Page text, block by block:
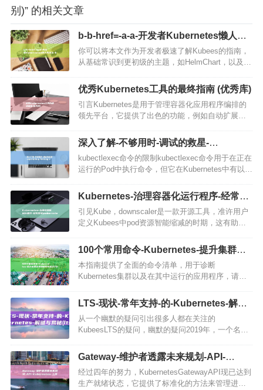
别)” 的相关文章
b-b-href=-a-a-开发者Kubernetes懒人指
南 (b-b-href=-a-a-开发者Kubernetes懒人
指南)
你可以将本文作为开发者极速了解Kubees的指南，
从基础常识到更初级的主题，如HelmChart，以及一
KubernetesforLazyDevelopers，作者ma…
优秀Kubernetes工具的最终指南 (优秀库)
引言Kubernetes是用于管理容器化应用程序编排的
领先平台，它提供了出色的功能，例如自动扩展、
师的首选解决方案，Kubernetes的管理可能是一项
艰巨…
深入了解-不够用时-调试的救星-
superdebug-当debug-Kubernetes (深
入了解不够)
kubectlexec命令的限制kubectlexec命令用于在正在
运行的Pod中执行命令，但它在Kubernetes中有以下
行，这限制了调试能力，镜…
Kubernetes-治理容器化运行程序-经常使
用 (kubernetes与docker的关系)
引见Kube，downscaler是一款开源工具，准许用户
定义Kubees中pod资源智能缩减的时期，这有助于
设备老本，在本文中，咱们将详细引见kube，d…
100个常用命令-Kubernetes-提升集群管
理和故障排除效率 (100个常用的关联词)
本指南提供了全面的命令清单，用于诊断
Kubernetes集群以及在其中运行的应用程序，请在
namespace>，和<，pod，name>，替换为特定
LTS-现状-常年支持-的-Kubernetes-解谜
与揭秘 (ltsg)
从一个幽默的疑问引出很多人都在关注的
KubeesLTS的疑问，幽默的疑问2019年，一个名为
ar[1]的…
Gateway-维护者透露未来规划-API-
Kubernetes-上线-1.0 (gateway翻译成中
文)
经过四年的努力，KubernetesGatewayAPI现已达到
生产就绪状态，它提供了标准化的方法来管理进出